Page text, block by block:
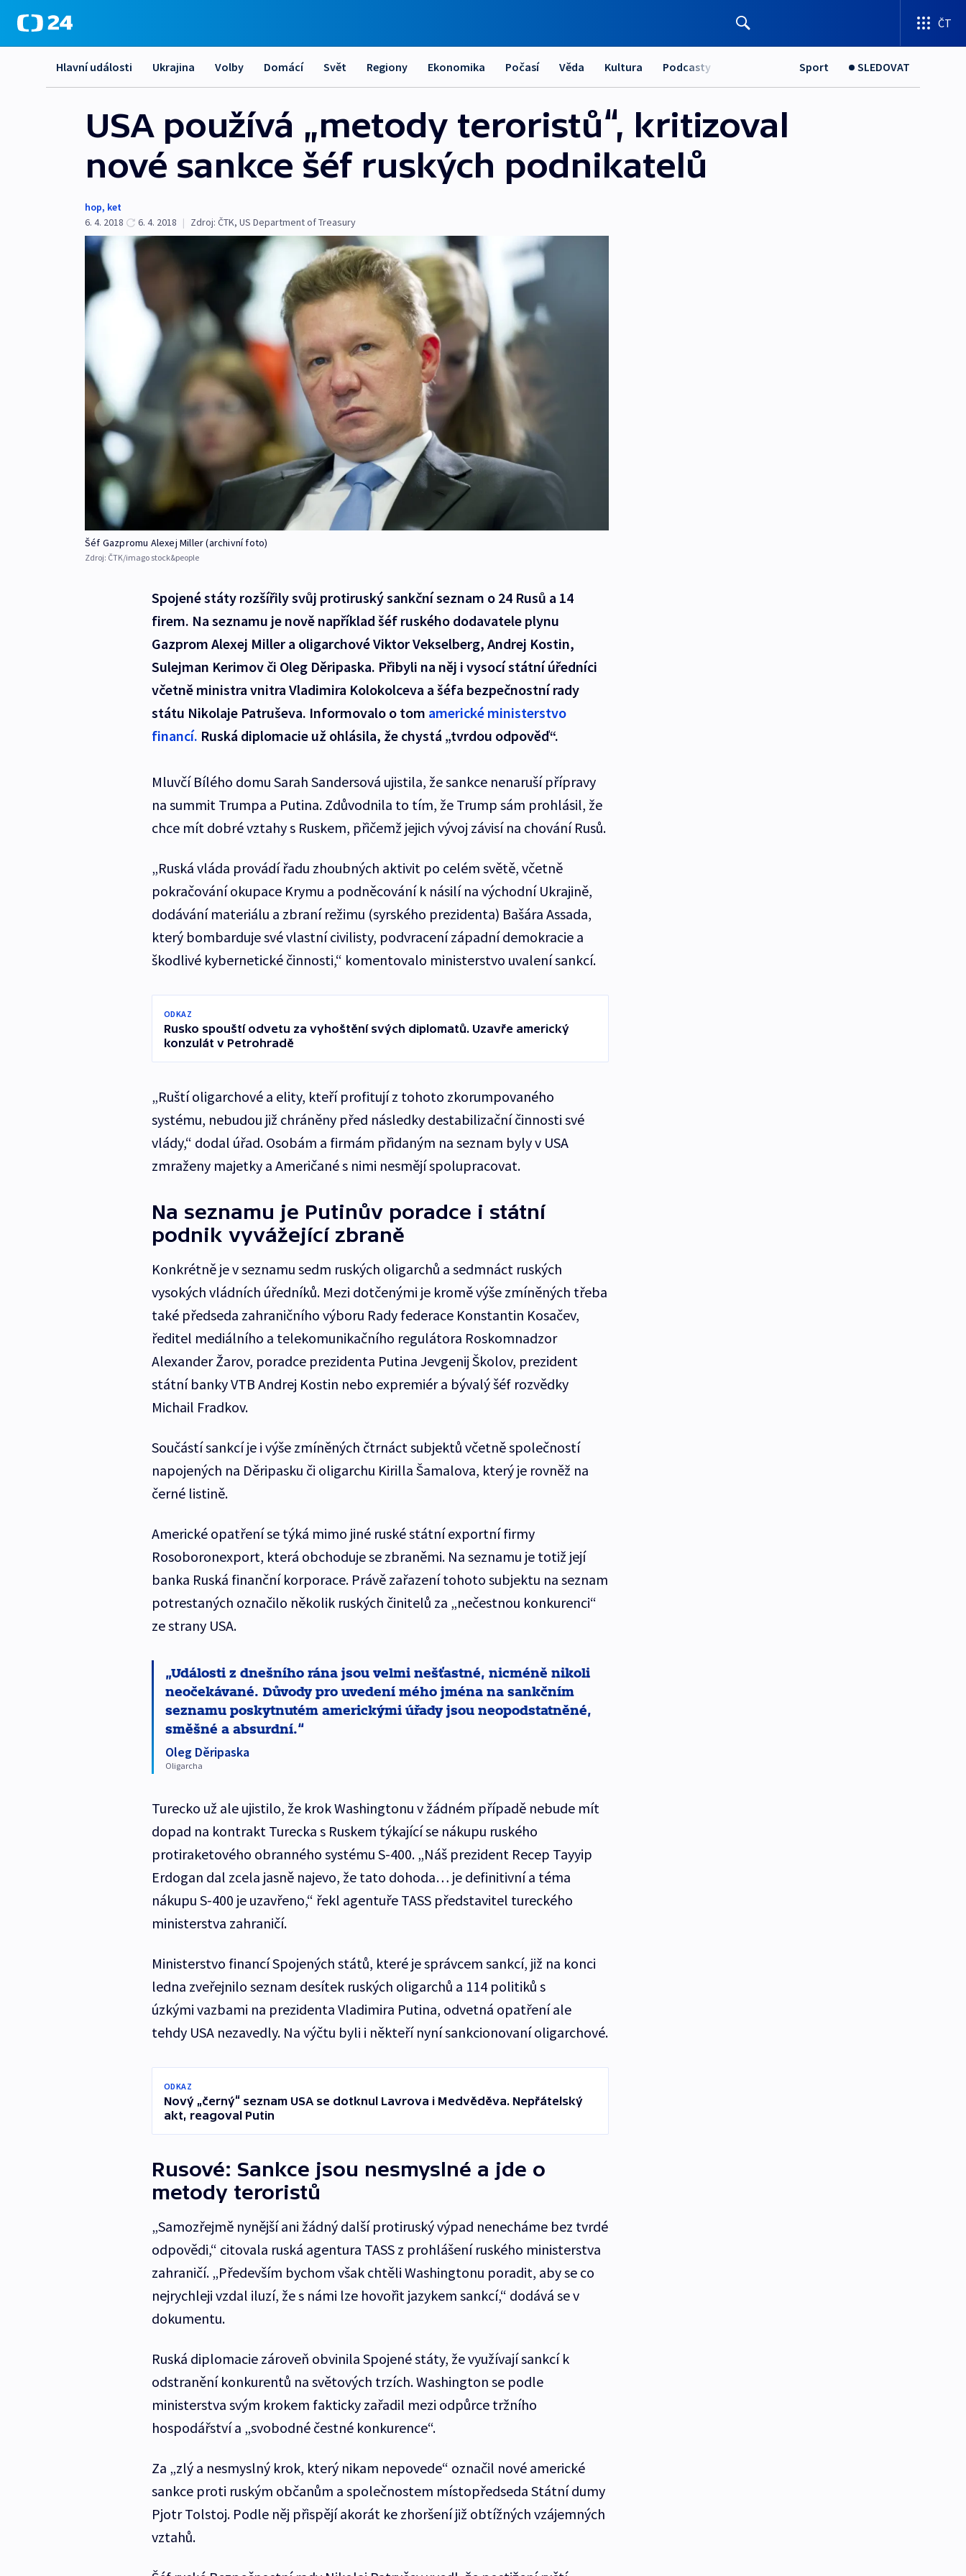
ČT
Hlavní události Ukrajina Volby Domácí Svět Regiony Ekonomika Počasí Věda Kultura Podcasty Sport SLEDOVAT
USA používá „metody teroristů“, kritizoval
nové sankce šéf ruských podnikatelů
hop, ket
6. 4. 2018
6. 4. 2018 | Zdroj: ČTK, US Department of Treasury
Šéf Gazpromu Alexej Miller (archivní foto)
Zdroj: ČTK/imago stock&people
Spojené státy rozšířily svůj protiruský sankční seznam o 24 Rusů a 14
firem. Na seznamu je nově například šéf ruského dodavatele plynu
Gazprom Alexej Miller a oligarchové Viktor Vekselberg, Andrej Kostin,
Sulejman Kerimov či Oleg Děripaska. Přibyli na něj i vysocí státní úředníci
včetně ministra vnitra Vladimira Kolokolceva a šéfa bezpečnostní rady
státu Nikolaje Patruševa. Informovalo o tom americké ministerstvo
financí. Ruská diplomacie už ohlásila, že chystá „tvrdou odpověď“.
Mluvčí Bílého domu Sarah Sandersová ujistila, že sankce nenaruší přípravy
na summit Trumpa a Putina. Zdůvodnila to tím, že Trump sám prohlásil, že
chce mít dobré vztahy s Ruskem, přičemž jejich vývoj závisí na chování Rusů.
„Ruská vláda provádí řadu zhoubných aktivit po celém světě, včetně
pokračování okupace Krymu a podněcování k násilí na východní Ukrajině,
dodávání materiálu a zbraní režimu (syrského prezidenta) Bašára Assada,
který bombarduje své vlastní civilisty, podvracení západní demokracie a
škodlivé kybernetické činnosti,“ komentovalo ministerstvo uvalení sankcí.
ODKAZ
Rusko spouští odvetu za vyhoštění svých diplomatů. Uzavře americký
konzulát v Petrohradě
„Ruští oligarchové a elity, kteří profitují z tohoto zkorumpovaného
systému, nebudou již chráněny před následky destabilizační činnosti své
vlády,“ dodal úřad. Osobám a firmám přidaným na seznam byly v USA
zmraženy majetky a Američané s nimi nesmějí spolupracovat.
Na seznamu je Putinův poradce i státní
podnik vyvážející zbraně
Konkrétně je v seznamu sedm ruských oligarchů a sedmnáct ruských
vysokých vládních úředníků. Mezi dotčenými je kromě výše zmíněných třeba
také předseda zahraničního výboru Rady federace Konstantin Kosačev,
ředitel mediálního a telekomunikačního regulátora Roskomnadzor
Alexander Žarov, poradce prezidenta Putina Jevgenij Školov, prezident
státní banky VTB Andrej Kostin nebo expremiér a bývalý šéf rozvědky
Michail Fradkov.
Součástí sankcí je i výše zmíněných čtrnáct subjektů včetně společností
napojených na Děripasku či oligarchu Kirilla Šamalova, který je rovněž na
černé listině.
Americké opatření se týká mimo jiné ruské státní exportní firmy
Rosoboronexport, která obchoduje se zbraněmi. Na seznamu je totiž její
banka Ruská finanční korporace. Právě zařazení tohoto subjektu na seznam
potrestaných označilo několik ruských činitelů za „nečestnou konkurenci“
ze strany USA.
Události z dnešního rána jsou velmi nešťastné, nicméně nikoli
neočekávané. Důvody pro uvedení mého jména na sankčním
seznamu poskytnutém americkými úřady jsou neopodstatněné,
směšné a absurdní.
Oleg Děripaska
Oligarcha
Turecko už ale ujistilo, že krok Washingtonu v žádném případě nebude mít
dopad na kontrakt Turecka s Ruskem týkající se nákupu ruského
protiraketového obranného systému S-400. „Náš prezident Recep Tayyip
Erdogan dal zcela jasně najevo, že tato dohoda… je definitivní a téma
nákupu S-400 je uzavřeno,“ řekl agentuře TASS představitel tureckého
ministerstva zahraničí.
Ministerstvo financí Spojených států, které je správcem sankcí, již na konci
ledna zveřejnilo seznam desítek ruských oligarchů a 114 politiků s
úzkými vazbami na prezidenta Vladimira Putina, odvetná opatření ale
tehdy USA nezavedly. Na výčtu byli i někteří nyní sankcionovaní oligarchové.
ODKAZ
Nový „černý“ seznam USA se dotknul Lavrova i Medvěděva. Nepřátelský
akt, reagoval Putin
Rusové: Sankce jsou nesmyslné a jde o
metody teroristů
„Samozřejmě nynější ani žádný další protiruský výpad nenecháme bez tvrdé
odpovědi,“ citovala ruská agentura TASS z prohlášení ruského ministerstva
zahraničí. „Především bychom však chtěli Washingtonu poradit, aby se co
nejrychleji vzdal iluzí, že s námi lze hovořit jazykem sankcí,“ dodává se v
dokumentu.
Ruská diplomacie zároveň obvinila Spojené státy, že využívají sankcí k
odstranění konkurentů na světových trzích. Washington se podle
ministerstva svým krokem fakticky zařadil mezi odpůrce tržního
hospodářství a „svobodné čestné konkurence“.
Za „zlý a nesmyslný krok, který nikam nepovede“ označil nové americké
sankce proti ruským občanům a společnostem místopředseda Státní dumy
Pjotr Tolstoj. Podle něj přispějí akorát ke zhoršení již obtížných vzájemných
vztahů.